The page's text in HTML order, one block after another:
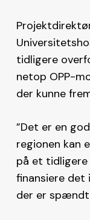
tidligere
netop OPP-
der kunne
”Det er en
regionen kan
på et
finansiere det
der er spændt